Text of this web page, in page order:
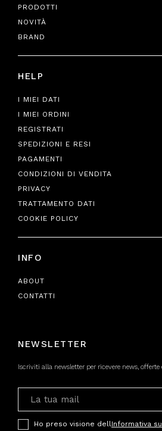
PRODOTTI
NOVITÀ
BRAND
HELP
I MIEI DATI
I MIEI ORDINI
REGISTRATI
SPEDIZIONI E RESI
PAGAMENTI
CONDIZIONI DI VENDITA
PRIVACY
TRATTAMENTO DATI
COOKIE POLICY
INFO
ABOUT
CONTATTI
NEWSLETTER
Iscriviti alla newsletter per ricevere news,
Ho preso visione dell Informativa